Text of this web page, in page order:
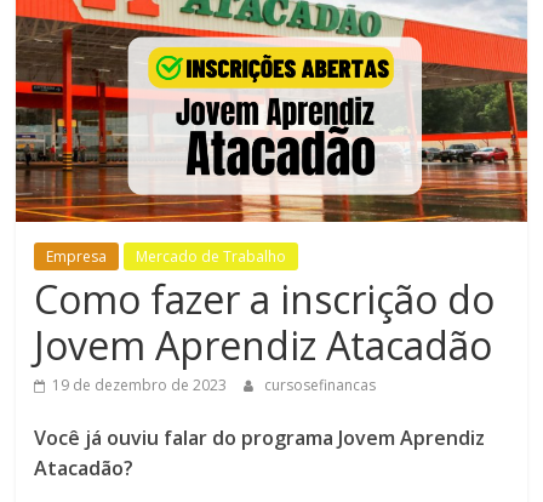
Estar
Empresa Mercado de Trabalho
Como fazer a inscrição do
Jovem Aprendiz Atacadão
19 de dezembro de 2023 cursosefinancas
Você já ouviu falar do programa Jovem Aprendiz
Atacadão?